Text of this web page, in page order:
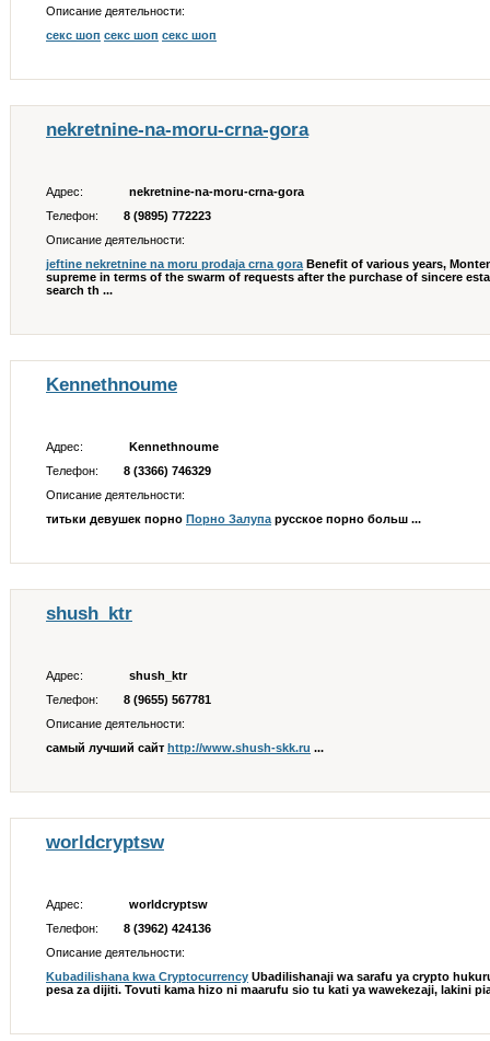
Описание деятельности:
секс шоп секс шоп секс шоп
nekretnine-na-moru-crna-gora
Адрес:
nekretnine-na-moru-crna-gora
Телефон:
8 (9895) 772223
Описание деятельности:
jeftine nekretnine na moru prodaja crna gora Benefit of various years,
supreme in terms of the swarm of requests after the purchase of sincere
search th ...
Kennethnoume
Адрес:
Kennethnoume
Телефон:
8 (3366) 746329
Описание деятельности:
титьки девушек порно Порно Залупа русское порно больш ...
shush_ktr
Адрес:
shush_ktr
Телефон:
8 (9655) 567781
Описание деятельности:
самый лучший сайт http://www.shush-skk.ru ...
worldcryptsw
Адрес:
worldcryptsw
Телефон:
8 (3962) 424136
Описание деятельности:
Kubadilishana kwa Cryptocurrency Ubadilishanaji wa sarafu ya crypto
pesa za dijiti. Tovuti kama hizo ni maarufu sio tu kati ya wawekezaji, lakini